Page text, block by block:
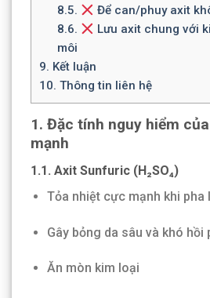
8.5.
Để can/phuy axit
8.6.
Lưu axit chung với
môi
9. Kết luận
10. Thông tin liên hệ
1. Đặc tính nguy hiểm
mạnh
1.1. Axit Sunfuric (H₂SO₄)
Tỏa nhiệt cực mạnh khi pha
Gây bỏng da sâu và khó hồi
Ăn mòn kim loại